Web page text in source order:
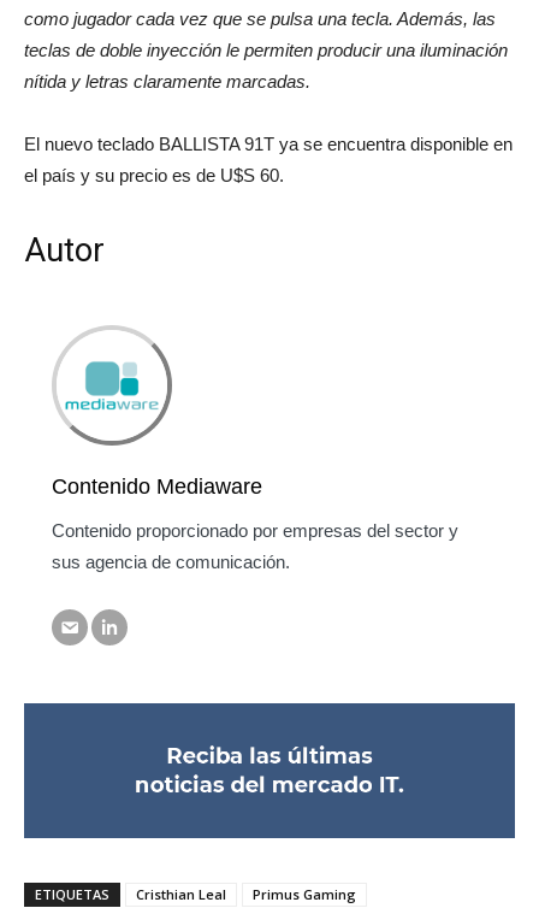
como jugador cada vez que se pulsa una tecla. Además, las
teclas de doble inyección le permiten producir una iluminación
nítida y letras claramente marcadas.
El nuevo teclado BALLISTA 91T ya se encuentra disponible en
el país y su precio es de U$S 60.
Autor
Contenido Mediaware
Contenido proporcionado por empresas del sector y
sus agencia de comunicación.
ETIQUETAS Cristhian Leal Primus Gaming